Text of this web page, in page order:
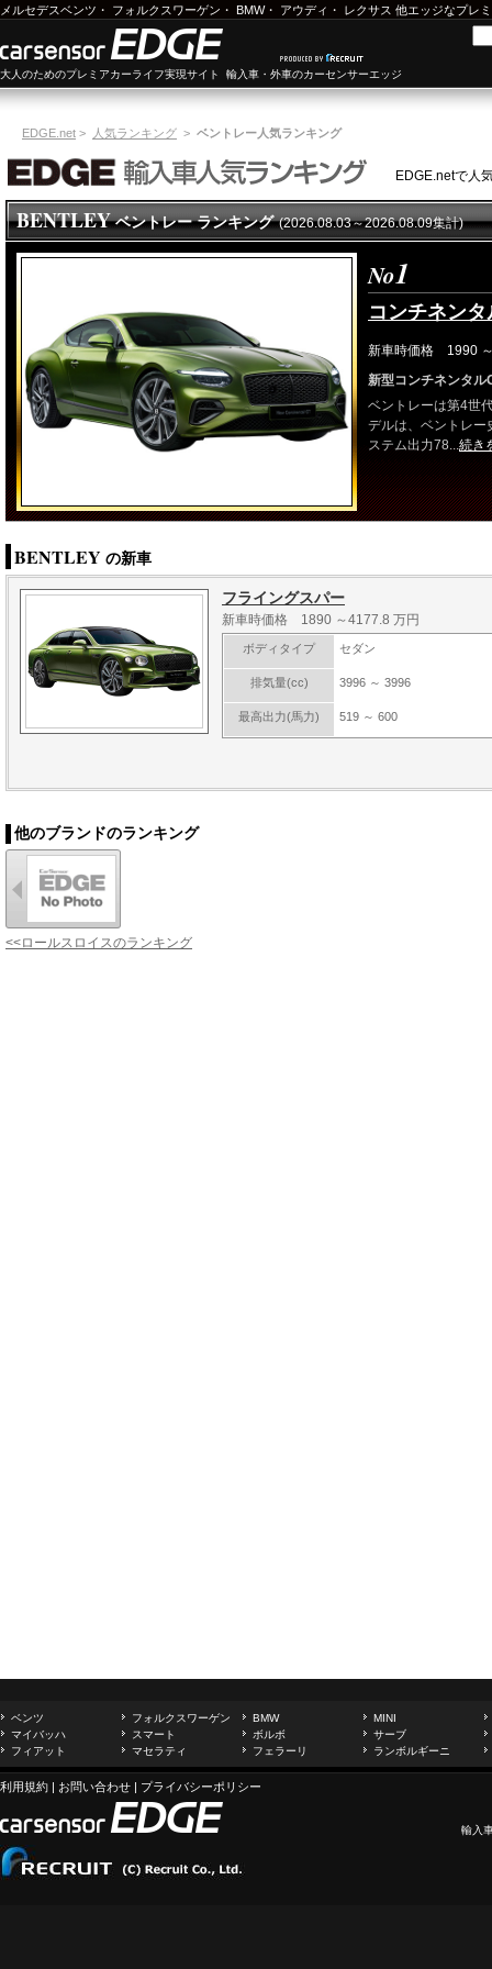
メルセデスベンツ ・ フォルクスワーゲン ・ BMW・ アウディ ・ レクサス 他エッジなプレ
大人のためのプレミアカーライフ実現サイト 輸入車・外車のカーセンサーエッジ
EDGE.net > 人気ランキング > ベントレー人気ランキング
EDGE.netで人
BENTLEYベントレー ランキング (2026.08.03～2026.08.09集計)
No1
コンチネンタ
新車時価格 1990
新型コンチネンタル
ベントレーは第4世
デルは、ベントレー
ステム出力78...続き
BENTLEY の新車
フライングスパー
新車時価格 1890 ～4177.8 万円
ボディタイプ セダン
排気量(cc) 3996 ～ 3996
最高出力(馬力) 519 ～ 600
他のブランドのランキング
<<ロールスロイスのランキング
ベンツ フォルクスワーゲン BMW
MINI
マイバッハ
スマート ボルボ
サーブ
フィアット
マセラティ フェラーリ ランボルギーニ
利用規約 | お問い合わせ | プライバシーポリシー
輸入